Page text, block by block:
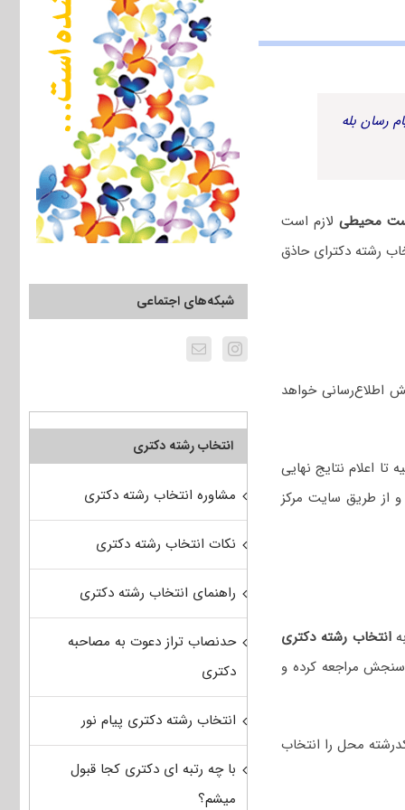
رسان بله
محیطی لازم است
رشته دکترای حاذق
اطلاع‌رسانی خواهد
اعلام نتایج نهایی
از طریق سایت مرکز
انتخاب رشته دکتری
مراجعه کرده و
می‌تواند حداکثر ۵۰ کدرشته محل را انتخاب
شبکه‌های اجتماعی
انتخاب رشته دکتری
مشاوره انتخاب رشته دکتری
نکات انتخاب رشته دکتری
راهنمای انتخاب رشته دکتری
حدنصاب تراز دعوت به مصاحبه
دکتری
انتخاب رشته دکتری پیام نور
با چه رتبه ای دکتری کجا قبول
میشم؟